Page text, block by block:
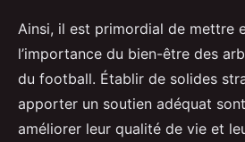
Ainsi, il est primordial de mettre
l’importance du bien-être des
du football. Établir de solides
apporter un soutien adéquat
améliorer leur qualité de vie et